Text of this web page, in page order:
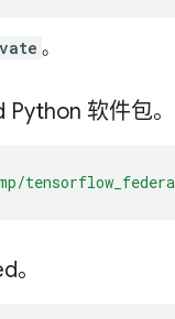
。
软件包。